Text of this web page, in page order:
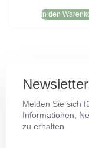
In den
Newsletter
Melden Sie sich
Informationen,
zu erhalten.